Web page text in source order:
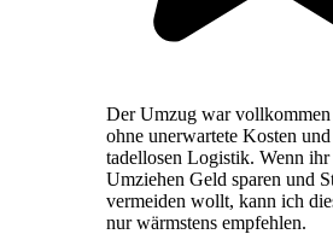
Der Umzug war vollkommen
ohne unerwartete Kosten
tadellosen Logistik. Wenn ihr
Umziehen Geld sparen und
vermeiden wollt, kann ich
nur wärmstens empfehlen.